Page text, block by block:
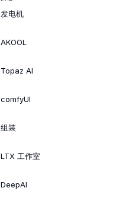
发电机
AKOOL
Topaz AI
comfyUI
组装
LTX 工作室
DeepAI